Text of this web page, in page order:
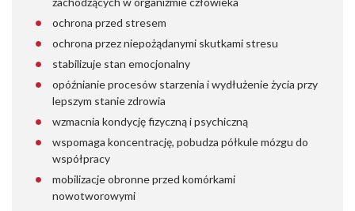
ochrona przed stresem
ochrona przez niepożądanymi skutkami stresu
stabilizuje stan emocjonalny
opóźnianie procesów starzenia i wydłużenie życia przy
lepszym stanie zdrowia
wzmacnia kondycję fizyczną i psychiczną
wspomaga koncentrację, pobudza półkule mózgu do
współpracy
mobilizacje obronne przed komórkami
nowotworowymi